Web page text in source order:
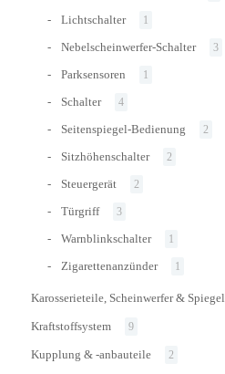
Lichtschalter 1
Nebelscheinwerfer-Schalter 3
Parksensoren 1
Schalter 4
Seitenspiegel-Bedienung 2
Sitzhöhenschalter 2
Steuergerät 2
Türgriff 3
Warnblinkschalter 1
Zigarettenanzünder 1
Karosserieteile, Scheinwerfer & Spiegel
Kraftstoffsystem 9
Kupplung & -anbauteile 2